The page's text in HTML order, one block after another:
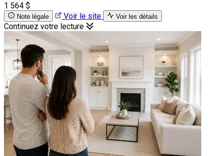
1 564 $
Note légale Voir le site Voir les détails
Continuez votre lecture